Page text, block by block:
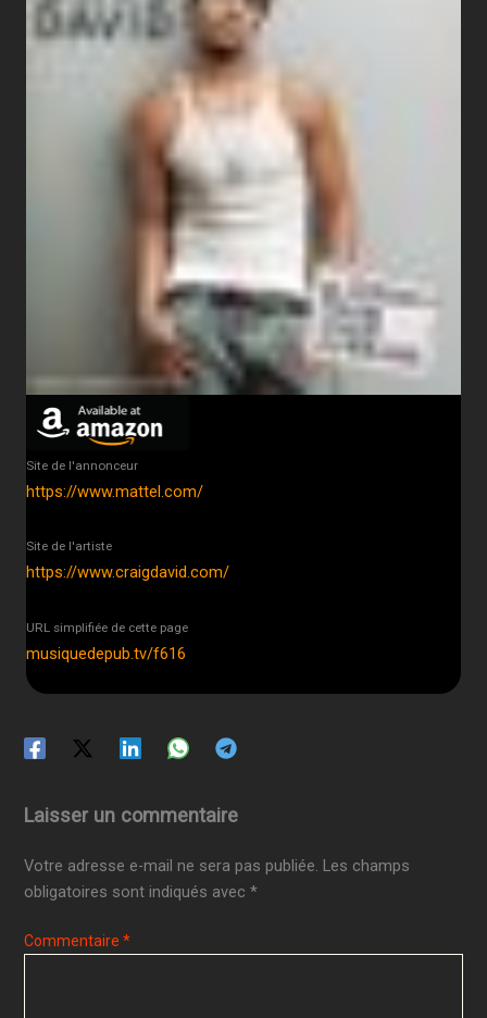
Site de l'annonceur
https://www.mattel.com/
Site de l'artiste
https://www.craigdavid.com/
URL simplifiée de cette page
musiquedepub.tv/f616
Laisser un commentaire
Votre adresse e-mail ne sera pas publiée. Les champs
obligatoires sont indiqués avec*
Commentaire*